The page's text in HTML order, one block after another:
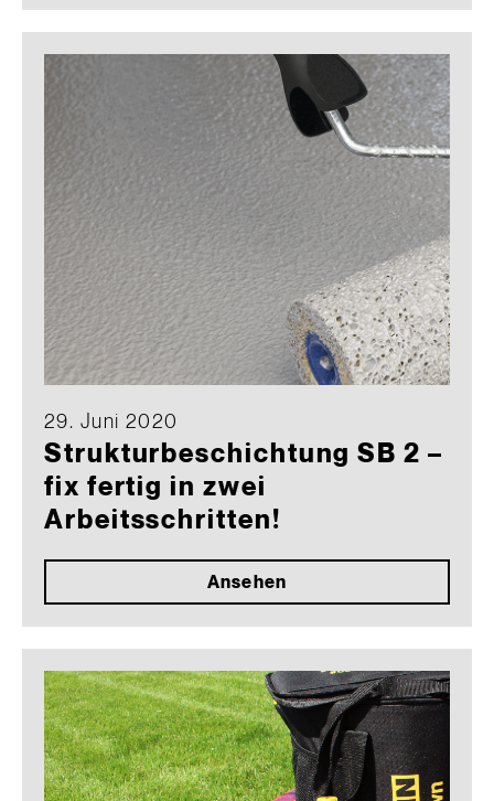
29. Juni 2020
Strukturbeschichtung SB 2 –
fix fertig in zwei
Arbeitsschritten!
Ansehen